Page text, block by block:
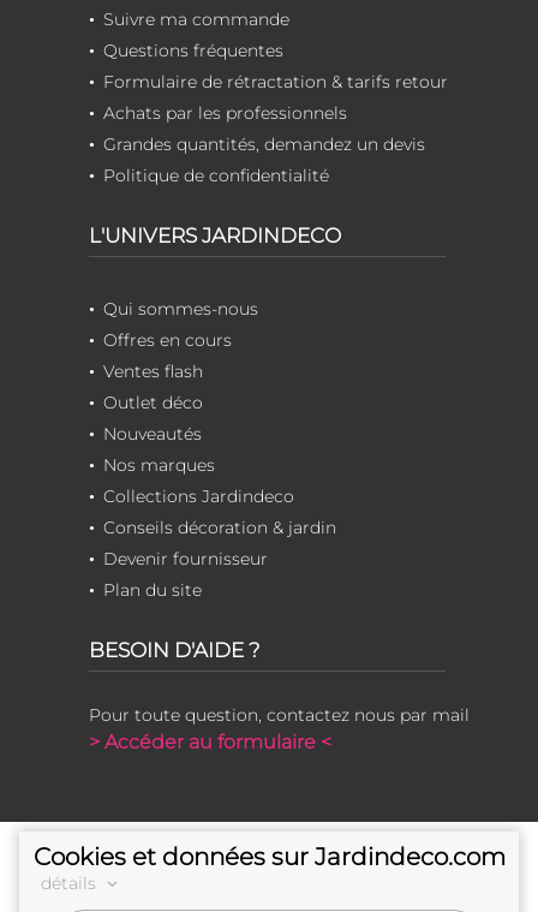
Suivre ma commande
Questions fréquentes
Formulaire de rétractation & tarifs retour
Achats par les professionnels
Grandes quantités, demandez un devis
Politique de confidentialité
L'UNIVERS JARDINDECO
Qui sommes-nous
Offres en cours
Ventes flash
Outlet déco
Nouveautés
Nos marques
Collections Jardindeco
Conseils décoration & jardin
Devenir fournisseur
Plan du site
BESOIN D'AIDE ?
Pour toute question, contactez nous par mail
> Accéder au formulaire <
Cookies et données sur Jardindeco.com
détails